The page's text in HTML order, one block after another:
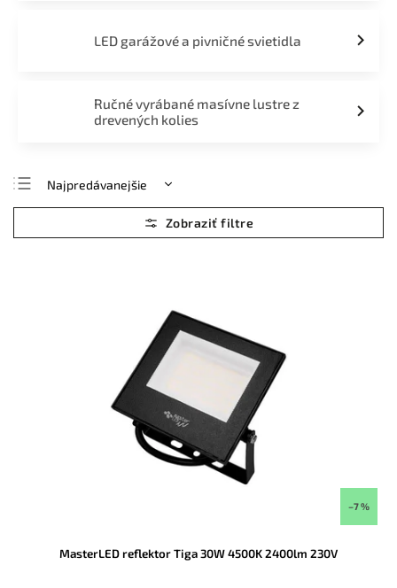
LED garážové a pivničné svietidla
Ručné vyrábané masívne lustre z
drevených kolies
Najpredávanejšie
Najlacnejšie
Najdrahšie
–7 %
MasterLED reflektor Tiga 30W 4500K 2400lm 230V